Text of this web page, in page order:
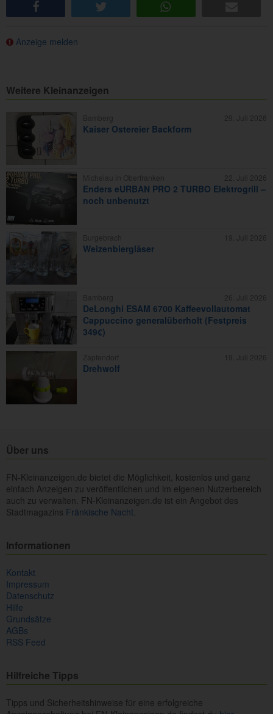
Anzeige melden
Weitere Kleinanzeigen
Kaiser Ostereier Backform
Enders eURBAN PRO 2 TURBO Elektrogrill –
noch unbenutzt
Weizenbiergläser
DeLonghi ESAM 6700 Kaffeevollautomat
Cappuccino generalüberholt (Festpreis
349€)
Drehwolf
Über uns
FN-Kleinanzeigen.de bietet die Möglichkeit, kostenlos und ganz
einfach Anzeigen zu veröffentlichen und im eigenen Nutzerbereich
auch zu verwalten. FN-Kleinanzeigen.de ist ein Angebot des
Stadtmagazins Fränkische Nacht.
Informationen
Kontakt
Impressum
Datenschutz
Hilfe
Grundsätze
AGBs
RSS Feed
Hilfreiche Tipps
Tipps und Sicherheitshinweise für eine erfolgreiche